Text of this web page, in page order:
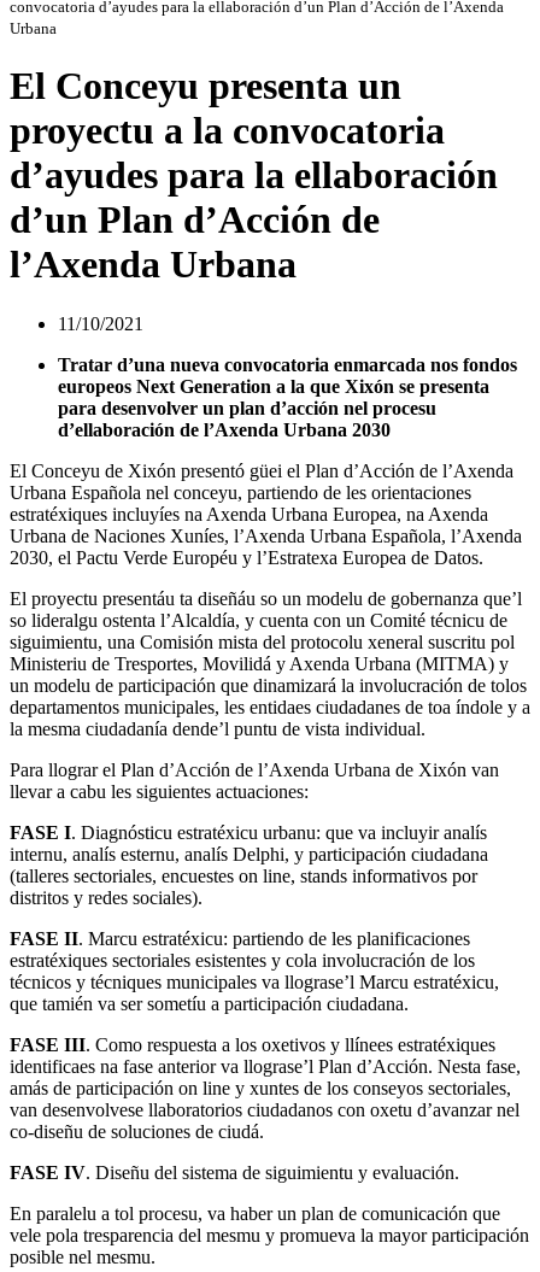
convocatoria d’ayudes para la ellaboración d’un Plan d’Acción de l’Axenda
Urbana
El Conceyu presenta un
proyectu a la convocatoria
d’ayudes para la ellaboración
d’un Plan d’Acción de
l’Axenda Urbana
11/10/2021
Tratar d’una nueva convocatoria enmarcada nos fondos
europeos Next Generation a la que Xixón se presenta
para desenvolver un plan d’acción nel procesu
d’ellaboración de l’Axenda Urbana 2030
El Conceyu de Xixón presentó güei el Plan d’Acción de l’Axenda
Urbana Española nel conceyu, partiendo de les orientaciones
estratéxiques incluyíes na Axenda Urbana Europea, na Axenda
Urbana de Naciones Xuníes, l’Axenda Urbana Española, l’Axenda
2030, el Pactu Verde Européu y l’Estratexa Europea de Datos.
El proyectu presentáu ta diseñáu so un modelu de gobernanza que’l
so lideralgu ostenta l’Alcaldía, y cuenta con un Comité técnicu de
siguimientu, una Comisión mista del protocolu xeneral suscritu pol
Ministeriu de Tresportes, Movilidá y Axenda Urbana (MITMA) y
un modelu de participación que dinamizará la involucración de tolos
departamentos municipales, les entidaes ciudadanes de toa índole y a
la mesma ciudadanía dende’l puntu de vista individual.
Para llograr el Plan d’Acción de l’Axenda Urbana de Xixón van
llevar a cabu les siguientes actuaciones:
FASE I. Diagnósticu estratéxicu urbanu: que va incluyir analís
internu, analís esternu, analís Delphi, y participación ciudadana
(talleres sectoriales, encuestes on line, stands informativos por
distritos y redes sociales).
FASE II. Marcu estratéxicu: partiendo de les planificaciones
estratéxiques sectoriales esistentes y cola involucración de los
técnicos y técniques municipales va llograse’l Marcu estratéxicu,
que tamién va ser sometíu a participación ciudadana.
FASE III. Como respuesta a los oxetivos y llínees estratéxiques
identificaes na fase anterior va llograse’l Plan d’Acción. Nesta fase,
amás de participación on line y xuntes de los conseyos sectoriales,
van desenvolvese llaboratorios ciudadanos con oxetu d’avanzar nel
co-diseñu de soluciones de ciudá.
FASE IV. Diseñu del sistema de siguimientu y evaluación.
En paralelu a tol procesu, va haber un plan de comunicación que
vele pola tresparencia del mesmu y promueva la mayor participación
posible nel mesmu.